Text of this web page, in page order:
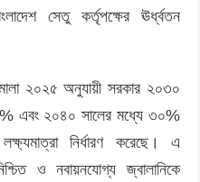
সেতু কর্তৃপক্ষের ঊর্ধ্বতন
২০২৫ অনুযায়ী সরকার ২০৩০
এবং ২০৪০ সালের মধ্যে ৩০%
নির্ধারণ করেছে। এ
ও নবায়নযোগ্য জ্বালানিকে